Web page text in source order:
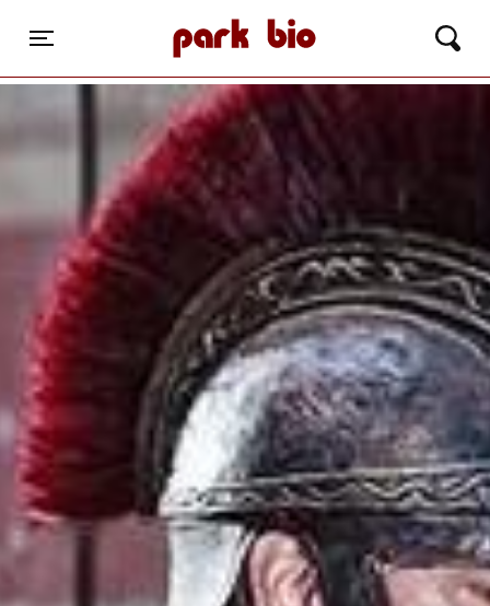
Toggle navigation
Park Bio